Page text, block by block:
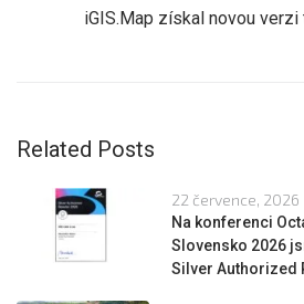
iGIS.Map získal novou
Related Posts
22 července, 2026
Na konferenci
Slovensko 2026
Silver Authorized